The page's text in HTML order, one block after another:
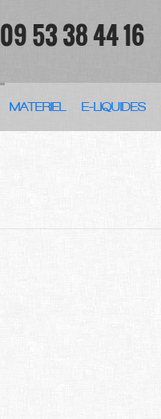
09 53 38 44 16
MATERIEL E-LIQUIDES